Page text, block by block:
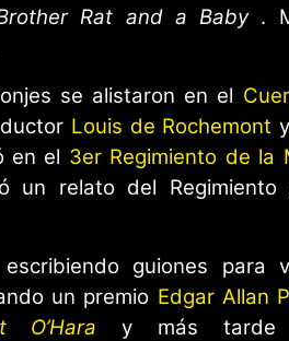
Rat and a Baby.
se alistaron en el
Louis de Rochemont
en el 3er Regimiento de la
un relato del Regimiento
guiones para
un premio Edgar Allan
O’Hara y más